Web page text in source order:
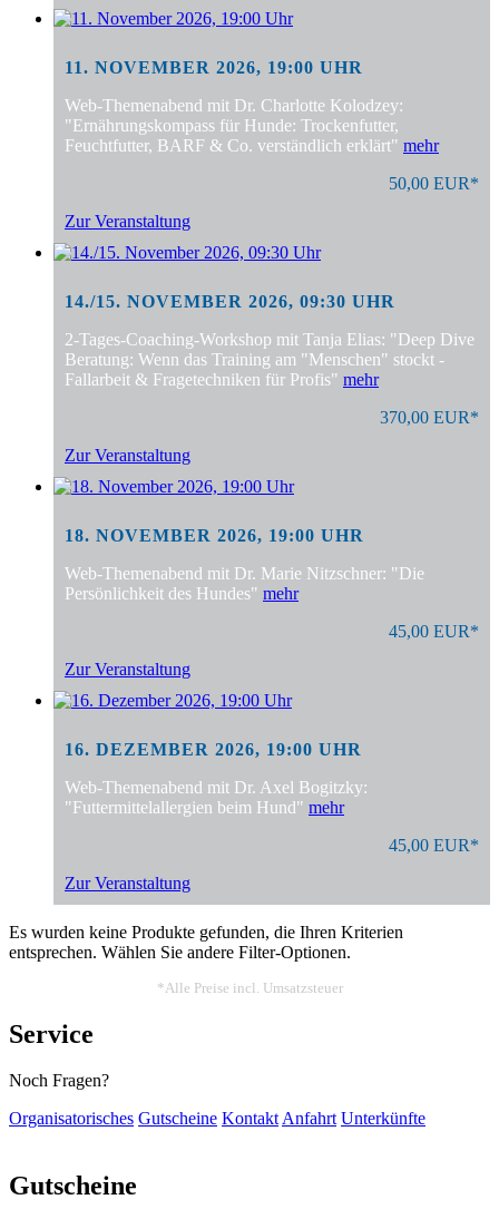
11. NOVEMBER 2026, 19:00 UHR
Web-Themenabend mit Dr. Charlotte Kolodzey:
"Ernährungskompass für Hunde: Trockenfutter,
Feuchtfutter, BARF & Co. verständlich erklärt" mehr
50,00 EUR*
Zur Veranstaltung
14./15. NOVEMBER 2026, 09:30 UHR
2-Tages-Coaching-Workshop mit Tanja Elias: "Deep Dive
Beratung: Wenn das Training am "Menschen" stockt -
Fallarbeit & Fragetechniken für Profis" mehr
370,00 EUR*
Zur Veranstaltung
18. NOVEMBER 2026, 19:00 UHR
Web-Themenabend mit Dr. Marie Nitzschner: "Die
Persönlichkeit des Hundes" mehr
45,00 EUR*
Zur Veranstaltung
16. DEZEMBER 2026, 19:00 UHR
Web-Themenabend mit Dr. Axel Bogitzky:
"Futtermittelallergien beim Hund" mehr
45,00 EUR*
Zur Veranstaltung
Es wurden keine Produkte gefunden, die Ihren Kriterien
entsprechen. Wählen Sie andere Filter-Optionen.
*Alle Preise incl. Umsatzsteuer
Service
Noch Fragen?
Organisatorisches Gutscheine KontaktAnfahrt Unterkünfte
Gutscheine